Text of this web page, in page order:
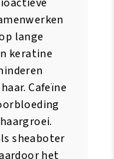
lange
keratine
Cafeïne
sheaboter
het